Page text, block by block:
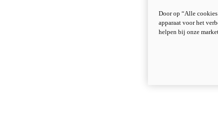
Door op “Alle
apparaat voor het
helpen bij onze